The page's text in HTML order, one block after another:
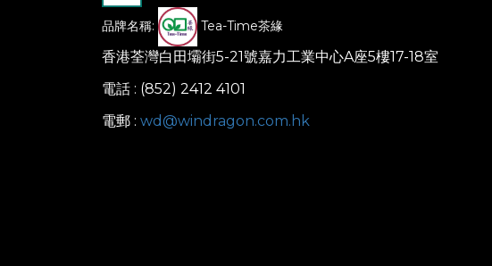
品牌名稱: Tea-Time茶緣
香港荃灣白田壩街5-21號嘉力工業中心A座5樓17-18室
電話 : (852) 2412 4101
電郵 : wd@windragon.com.hk